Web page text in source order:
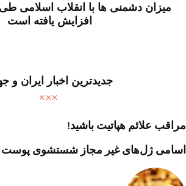
افزایش یافته است
جدیدترین اخبار ایران و
مراقب علائم هپاتیت باشید!
اسامی ژل‌های غیر مجاز شستشوی